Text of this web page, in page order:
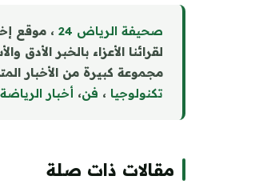
صحيفة الرياض 24
، موقع
لقرائنا الأعزاء بالخبر
مجموعة كبيرة من الأخبار
تكنولوجيا ، فن، أخبار الرياضة
مقالات ذات صلة